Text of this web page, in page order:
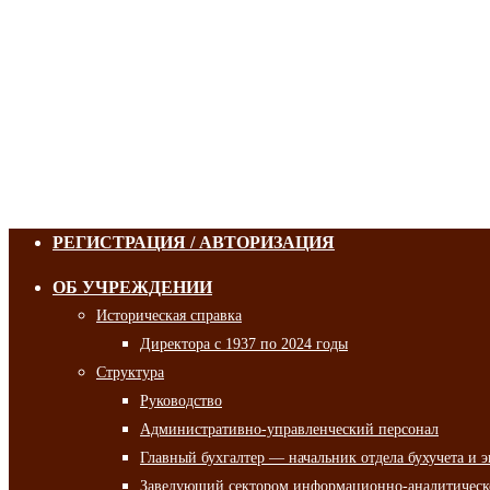
РЕГИСТРАЦИЯ / АВТОРИЗАЦИЯ
ОБ УЧРЕЖДЕНИИ
Историческая справка
Директора с 1937 по 2024 годы
Структура
Руководство
Административно-управленческий персонал
Главный бухгалтер — начальник отдела бухучета и
Заведующий сектором информационно-